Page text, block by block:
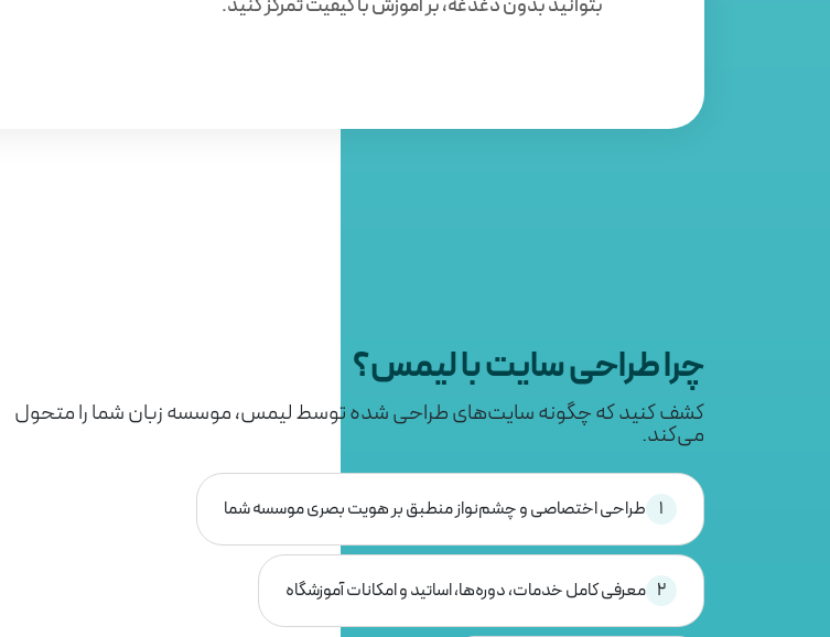
بتوانید بدون دغدغه، بر آموزش با کیفیت تمرکز کنید.
چرا طراحی سایت با لیمس؟
کشف کنید که چگونه سایت‌های طراحی شده توسط لیمس، موسسه زبان شما را متحول
می‌کند.
1 طراحی اختصاصی و چشم‌نواز منطبق بر هویت بصری موسسه شما
2 معرفی کامل خدمات، دوره‌ها، اساتید و امکانات آموزشگاه